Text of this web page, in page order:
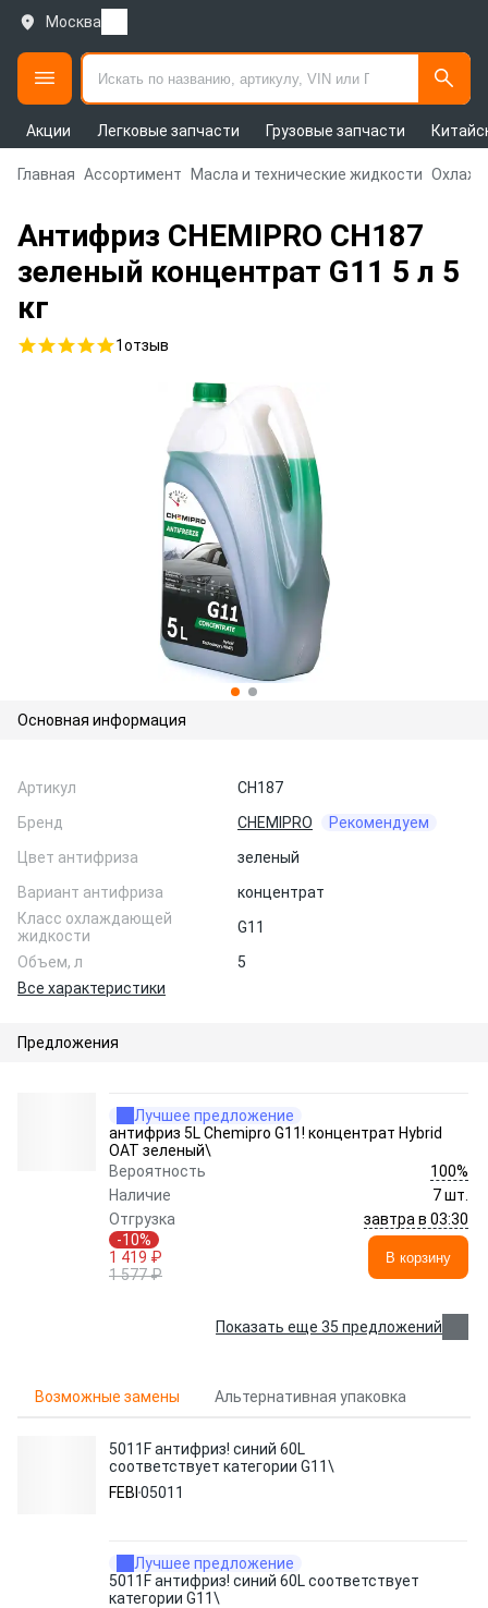
Москва
Акции Легковые запчасти Грузовые запчасти
Главная Ассортимент Масла и технические жидкости
Антифриз CHEMIPRO CH187
зеленый концентрат G11 5 л 5
кг
1отзыв
Основная информация
Артикул
CH187
Бренд
CHEMIPRO
Рекомендуем
Цвет антифриза
зеленый
Вариант антифриза
концентрат
Класс охлаждающей
жидкости
G11
Объем, л
5
Все характеристики
Предложения
Лучшее предложение
антифриз 5L Chemipro G11! концентрат Hybrid
OAT зеленый\
Вероятность
100%
Наличие
7 шт.
Отгрузка
завтра в 03:30
-10%
1 419 ₽
1 577 ₽
В корзину
Показать еще 35 предложений
Возможные замены Альтернативная упаковка
5011F антифриз! синий 60L
соответствует категории G11\
FEBI 05011
Лучшее предложение
5011F антифриз! синий 60L соответствует
категории G11\